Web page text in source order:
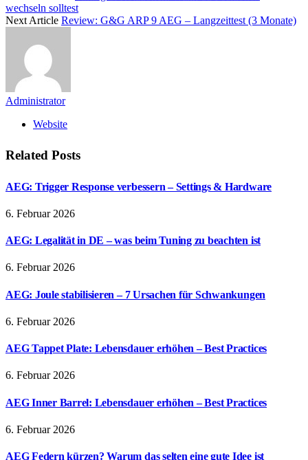
wechseln solltest
Next Article Review: G&G ARP 9 AEG – Langzeittest (3 Monate)
Administrator
Website
Related Posts
AEG: Trigger Response verbessern – Settings & Hardware
6. Februar 2026
AEG: Legalität in DE – was beim Tuning zu beachten ist
6. Februar 2026
AEG: Joule stabilisieren – 7 Ursachen für Schwankungen
6. Februar 2026
AEG Tappet Plate: Lebensdauer erhöhen – Best Practices
6. Februar 2026
AEG Inner Barrel: Lebensdauer erhöhen – Best Practices
6. Februar 2026
AEG Federn kürzen? Warum das selten eine gute Idee ist